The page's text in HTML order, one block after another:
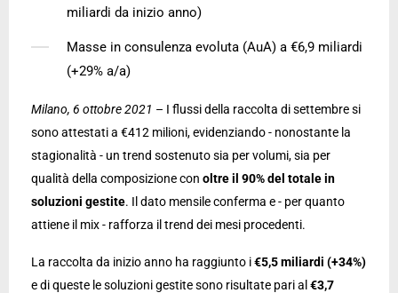
miliardi da inizio anno)
Masse in consulenza evoluta (AuA) a €6,9 miliardi
(+29% a/a)
Milano, 6 ottobre 2021 – I flussi della raccolta di settembre si
sono attestati a €412 milioni, evidenziando - nonostante la
stagionalità - un trend sostenuto sia per volumi, sia per
qualità della composizione con oltre il 90% del totale in
soluzioni gestite. Il dato mensile conferma e - per quanto
attiene il mix - rafforza il trend dei mesi procedenti.
La raccolta da inizio anno ha raggiunto i€5,5 miliardi (+34%)
e di queste le soluzioni gestite sono risultate pari al €3,7